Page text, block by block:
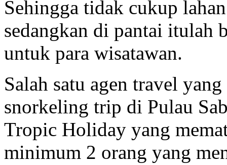
Sehingga tidak cukup
sedangkan di pantai itulah
untuk para wisatawan.
Salah satu agen travel
snorkeling trip di Pulau
Tropic Holiday yang
minimum 2 orang yang